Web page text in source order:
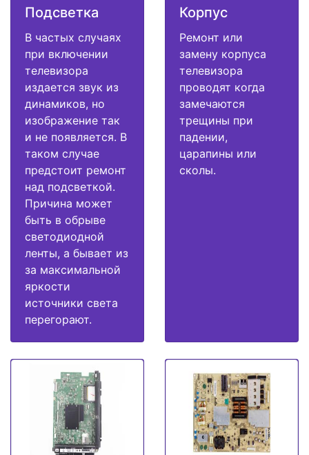
Подсветка
В частых случаях
при включении
телевизора
издается звук из
динамиков, но
изображение так
и не появляется. В
таком случае
предстоит ремонт
над подсветкой.
Причина может
быть в обрыве
светодиодной
ленты, а бывает из
за максимальной
яркости
источники света
перегорают.
Корпус
Ремонт или
замену корпуса
телевизора
проводят когда
замечаются
трещины при
падении,
царапины или
сколы.